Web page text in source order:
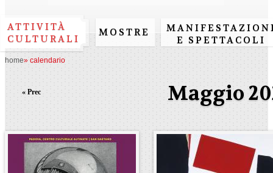
ATTIVITÀ
CULTURALI
MOSTRE
E SPETTACOLI
home» calendario
Maggio
« Prec